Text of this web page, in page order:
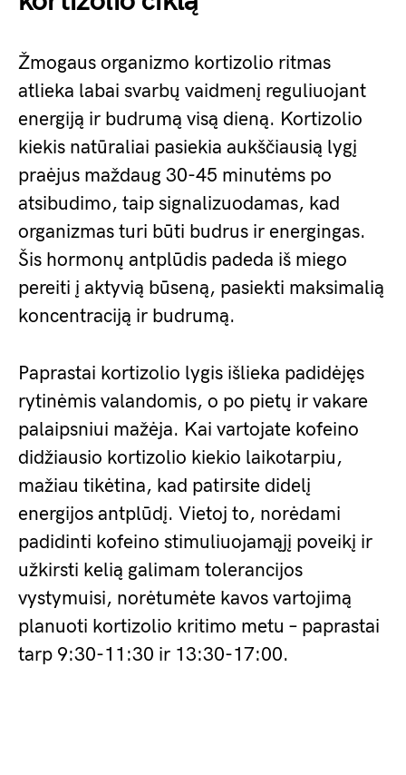
Žmogaus organizmo kortizolio ritmas
atlieka labai svarbų vaidmenį reguliuojant
energiją ir budrumą visą dieną. Kortizolio
kiekis natūraliai pasiekia aukščiausią lygį
praėjus maždaug 30-45 minutėms po
atsibudimo, taip signalizuodamas, kad
organizmas turi būti budrus ir energingas.
Šis hormonų antplūdis padeda iš miego
pereiti į aktyvią būseną, pasiekti maksimalią
koncentraciją ir budrumą.
Paprastai kortizolio lygis išlieka padidėjęs
rytinėmis valandomis, o po pietų ir vakare
palaipsniui mažėja. Kai vartojate kofeino
didžiausio kortizolio kiekio laikotarpiu,
mažiau tikėtina, kad patirsite didelį
energijos antplūdį. Vietoj to, norėdami
padidinti kofeino stimuliuojamąjį poveikį ir
užkirsti kelią galimam tolerancijos
vystymuisi, norėtumėte kavos vartojimą
planuoti kortizolio kritimo metu – paprastai
tarp 9:30-11:30 ir 13:30-17:00.